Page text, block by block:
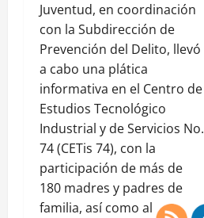
Juventud, en coordinación
con la Subdirección de
Prevención del Delito, llevó
a cabo una plática
informativa en el Centro de
Estudios Tecnológico
Industrial y de Servicios No.
74 (CETis 74), con la
participación de más de
180 madres y padres de
familia, así como al